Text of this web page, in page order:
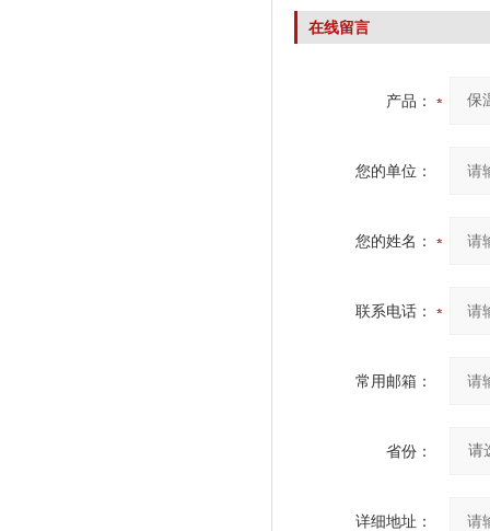
在线留言
产品：
您的单位：
您的姓名：
联系电话：
常用邮箱：
省份：
详细地址：